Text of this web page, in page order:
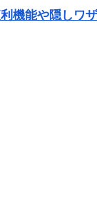
機能や隠しワザ